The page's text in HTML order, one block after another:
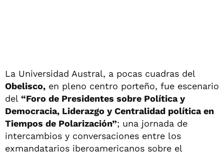
La Universidad Austral, a pocas cuadras del
Obelisco, en pleno centro porteño, fue escenario
del “Foro de Presidentes sobre Política y
Democracia, Liderazgo y Centralidad política en
Tiempos de Polarización”; una jornada de
intercambios y conversaciones entre los
exmandatarios iberoamericanos sobre el